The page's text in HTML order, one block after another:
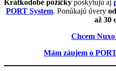
Krátkodobé pôžičky poskytujú aj
PORT System. Ponúkajú úvery
až 30
Chcem
Mám záujem o